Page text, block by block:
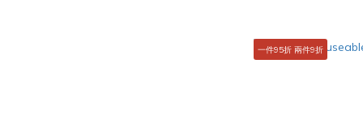
一件95折 兩件9折